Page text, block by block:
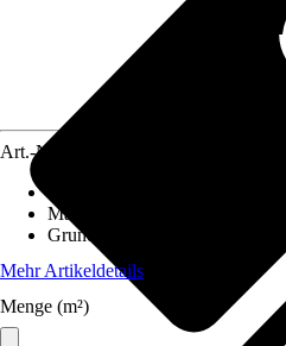
Art.-Nr.
Material
Grundfarbe
Mehr Artikeldetails
Menge (m²)